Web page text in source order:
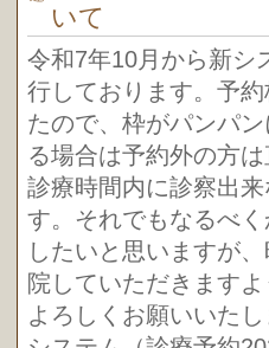
いて
令和7年10月から新シ
行しております。予
たので、枠がパンパ
る場合は予約外の方
診療時間内に診察出
す。それでもなるべ
したいと思いますが
院していただきます
よろしくお願いいた